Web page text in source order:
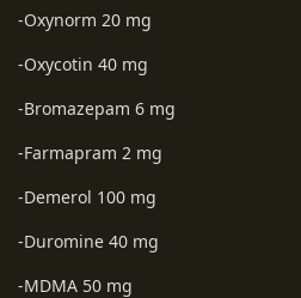
-Oxynorm 20 mg
-Oxycotin 40 mg
-Bromazepam 6 mg
-Farmapram 2 mg
-Demerol 100 mg
-Duromine 40 mg
-MDMA 50 mg